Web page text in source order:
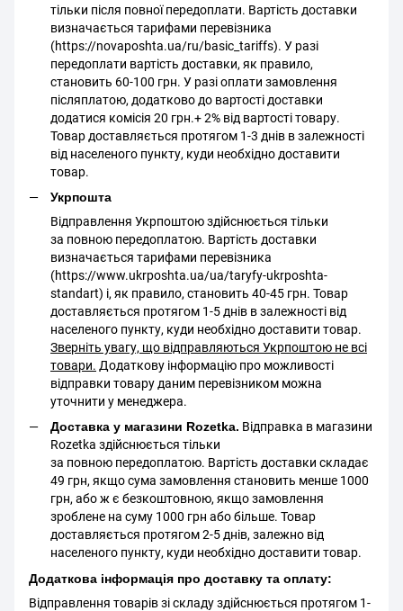
тільки після повної передоплати. Вартість доставки
визначається тарифами перевізника
(https://novaposhta.ua/ru/basic_tariffs). У разі
передоплати вартість доставки, як правило,
становить 60-100 грн. У разі оплати замовлення
післяплатою, додатково до вартості доставки
додатися комісія 20 грн.+ 2% від вартості товару.
Товар доставляється протягом 1-3 днів в залежності
від населеного пункту, куди необхідно доставити
товар.
Укрпошта
Відправлення Укрпоштою здійснюється тільки
за повною передоплатою. Вартість доставки
визначається тарифами перевізника
(https://www.ukrposhta.ua/ua/taryfy-ukrposhta-
standart) і, як правило, становить 40-45 грн. Товар
доставляється протягом 1-5 днів в залежності від
населеного пункту, куди необхідно доставити товар.
Зверніть увагу, що відправляються Укрпоштою не всі
товари. Додаткову інформацію про можливості
відправки товару даним перевізником можна
уточнити у менеджера.
Доставка у магазини Rozetka. Відправка в магазини
Rozetka здійснюється тільки
за повною передоплатою. Вартість доставки складає
49 грн, якщо сума замовлення становить менше 1000
грн, або ж є безкоштовною, якщо замовлення
зроблене на суму 1000 грн або більше. Товар
доставляється протягом 2-5 днів, залежно від
населеного пункту, куди необхідно доставити товар.
Додаткова інформація про доставку та оплату:
Відправлення товарів зі складу здійснюється протягом 1-